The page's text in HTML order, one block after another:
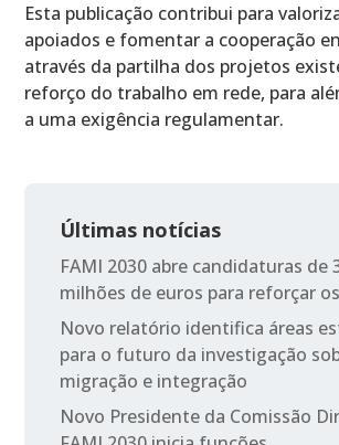
Esta publicação contribui para
apoiados e fomentar a cooperação
através da partilha dos projetos
reforço do trabalho em rede, para
a uma exigência regulamentar.
Últimas notícias
FAMI 2030 abre candidaturas de
milhões de euros para reforçar
Novo relatório identifica áreas
para o futuro da investigação
migração e integração
Novo Presidente da Comissão